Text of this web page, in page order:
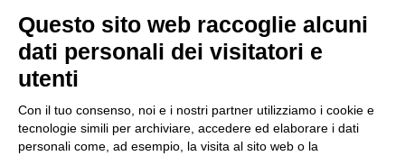
Presidente, alle riunioni del Consiglio di Amministrazione,
anche con funzioni di segretario;
– dare esecuzione alle deliberazioni del Consiglio di
Amministrazione;
– attuare il programma annuale predisposto dal Consiglio
diAmministrazione e approvato dall’Assemblea;
Questo sito web raccoglie alcuni
dati personali dei visitatori e
utenti
Con il tuo consenso, noi e i nostri partner utilizziamo i cookie e
tecnologie simili per archiviare, accedere ed elaborare i dati
personali come, ad esempio, la visita al sito web o la